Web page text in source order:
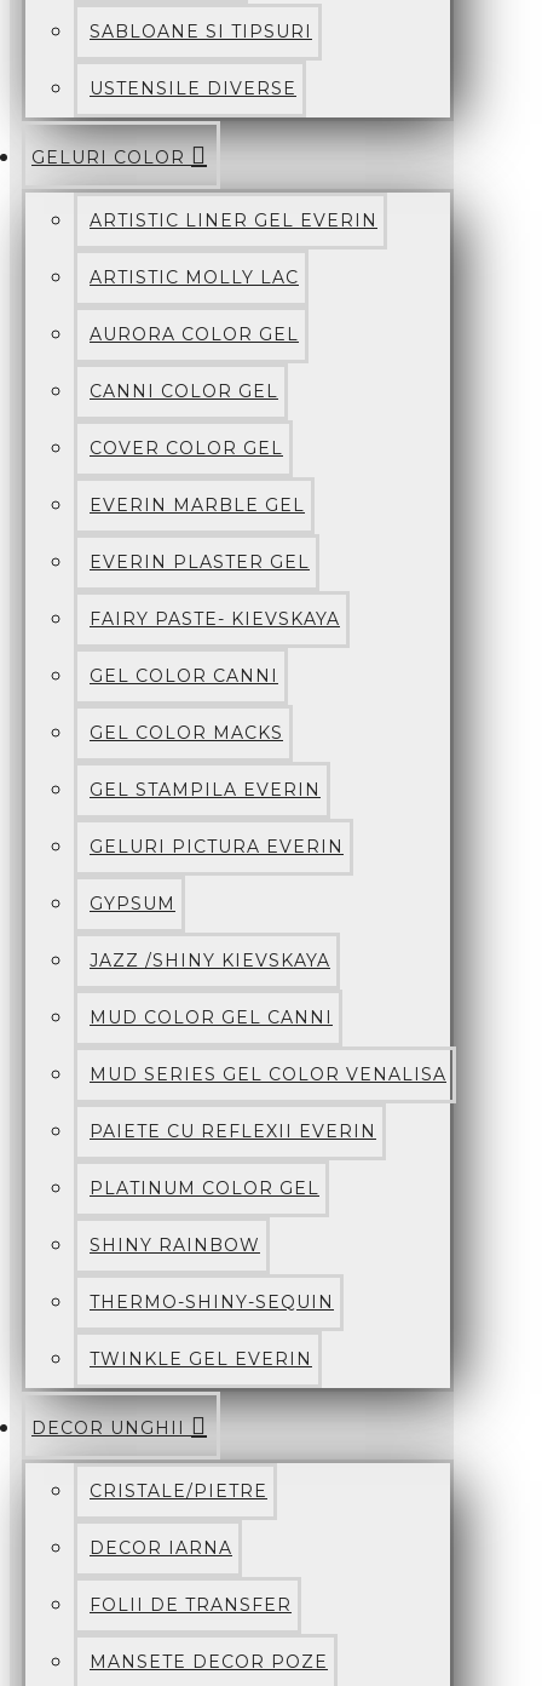
SABLOANE SI TIPSURI
USTENSILE DIVERSE
GELURI COLOR
ARTISTIC LINER GEL EVERIN
ARTISTIC MOLLY LAC
AURORA COLOR GEL
CANNI COLOR GEL
COVER COLOR GEL
EVERIN MARBLE GEL
EVERIN PLASTER GEL
FAIRY PASTE- KIEVSKAYA
GEL COLOR CANNI
GEL COLOR MACKS
GEL STAMPILA EVERIN
GELURI PICTURA EVERIN
GYPSUM
JAZZ /SHINY KIEVSKAYA
MUD COLOR GEL CANNI
MUD SERIES GEL COLOR VENALISA
PAIETE CU REFLEXII EVERIN
PLATINUM COLOR GEL
SHINY RAINBOW
THERMO-SHINY-SEQUIN
TWINKLE GEL EVERIN
DECOR UNGHII
CRISTALE/PIETRE
DECOR IARNA
FOLII DE TRANSFER
MANSETE DECOR POZE